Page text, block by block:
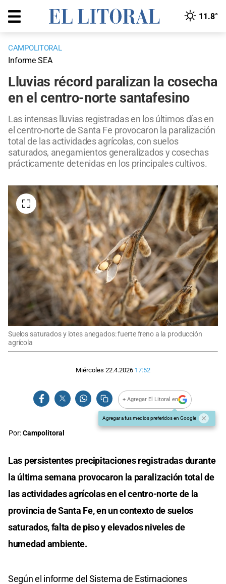
11.8°
CAMPOLITORAL
Informe SEA
Lluvias récord paralizan la cosecha
en el centro-norte santafesino
Las intensas lluvias registradas en los últimos días en
el centro-norte de Santa Fe provocaron la paralización
total de las actividades agrícolas, con suelos
saturados, anegamientos generalizados y cosechas
prácticamente detenidas en los principales cultivos.
Suelos saturados y lotes anegados: fuerte freno a la producción
agrícola
Miércoles 22.4.2026 17:52
+ Agregar El Litoral en
Agregar a tus medios preferidos en Google
Por:Campolitoral
Las persistentes precipitaciones registradas durante
la última semana provocaron la paralización total de
las actividades agrícolas en el centro-norte de la
provincia de Santa Fe, en un contexto de suelos
saturados, falta de piso y elevados niveles de
humedad ambiente.
Según el informe del Sistema de Estimaciones